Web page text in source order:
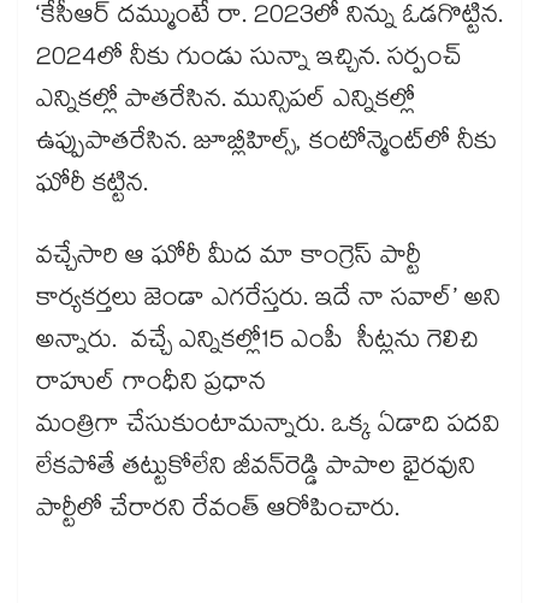
‘కేసీఆర్ దమ్ముంటే రా. 2023లో నిన్ను ఓడగొట్టిన.
2024లో నీకు గుండు సున్నా ఇచ్చిన. సర్పంచ్
ఎన్నికల్లో పాతరేసిన. మున్సిపల్ ఎన్నికల్లో
ఉప్పుపాతరేసిన. జూబ్లీహిల్స్, కంటోన్మెంట్​లో నీకు
ఘోరీ కట్టిన.
వచ్చేసారి ఆ ఘోరీ మీద మా కాంగ్రెస్ పార్టీ
కార్యకర్తలు జెండా ఎగరేస్తరు. ఇదే నా సవాల్’ అని
అన్నారు. వచ్చే ఎన్నికల్లో15 ఎంపీ సీట్లను గెలిచి
రాహుల్ గాంధీని ప్రధాన
మంత్రిగా చేసుకుంటామన్నారు. ఒక్క ఏడాది పదవి
లేకపోతే తట్టుకోలేని జీవన్​రెడ్డి పాపాల భైరవుని
పార్టీలో చేరారని రేవంత్ ఆరోపించారు.